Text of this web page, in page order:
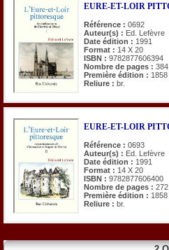
EURE-ET-LOIR
Référence : 0692
Auteur(s) : Ed. Lefèvre
Date édition : 1991
Format : 14 X 20
ISBN : 9782877606394
Nombre de pages : 384
Première édition : 1858
Reliure : br.
EURE-ET-LOIR
Référence : 0693
Auteur(s) : Ed. Lefèvre
Date édition : 1991
Format : 14 X 20
ISBN : 9782877606400
Nombre de pages : 272
Première édition : 1858
Reliure : br.